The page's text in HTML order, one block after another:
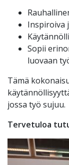
Inspiroiva
Sopii
luovaan
Tämä
jossa työ sujuu.
Tervetuloa